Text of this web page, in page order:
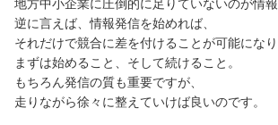
地方中小企業に圧倒的に足りていないのが情報
逆に言えば、情報発信を始めれば、
それだけで競合に差を付けることが可能になり
まずは始めること、そして続けること。
もちろん発信の質も重要ですが、
走りながら徐々に整えていけば良いのです。